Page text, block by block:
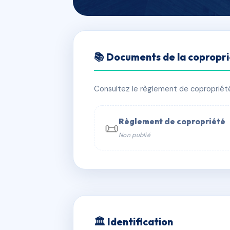
Copropriété du
📍 14B r charles de gaulle 91400
📞 Contacter Syndic Digital
📚 Documents de la
Consultez le règlement de
📜Règlement de copropriété
Non publié
🏛 Identification